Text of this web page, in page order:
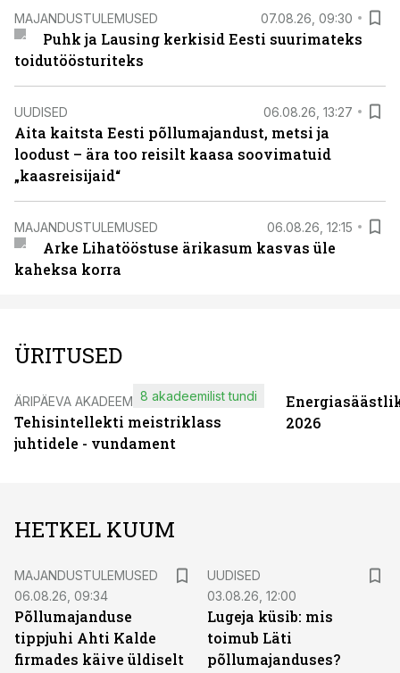
MAJANDUSTULEMUSED 07.08.26, 09:30
Puhk ja Lausing kerkisid Eesti suurimateks
toidutöösturiteks
UUDISED 06.08.26, 13:27
Aita kaitsta Eesti põllumajandust, metsi ja
loodust – ära too reisilt kaasa soovimatuid
„kaasreisijaid“
MAJANDUSTULEMUSED 06.08.26, 12:15
Arke Lihatööstuse ärikasum kasvas üle
kaheksa korra
ÜRITUSED
ÄRIPÄEVA AKADEEMIA
Tehisintellekti meistriklass
juhtidele - vundament
8 akadeemilist tundi
2026
HETKEL KUUM
MAJANDUSTULEMUSED
06.08.26, 09:34
Põllumajanduse
tippjuhi Ahti Kalde
firmades käive üldiselt
UUDISED
03.08.26, 12:00
Lugeja küsib: mis
toimub Läti
põllumajanduses?